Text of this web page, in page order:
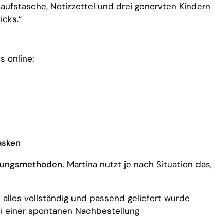
Notizzettel und drei genervten Kindern
online:
Martina nutzt je nach Situation das,
vollständig und passend geliefert wurde
einer spontanen Nachbestellung